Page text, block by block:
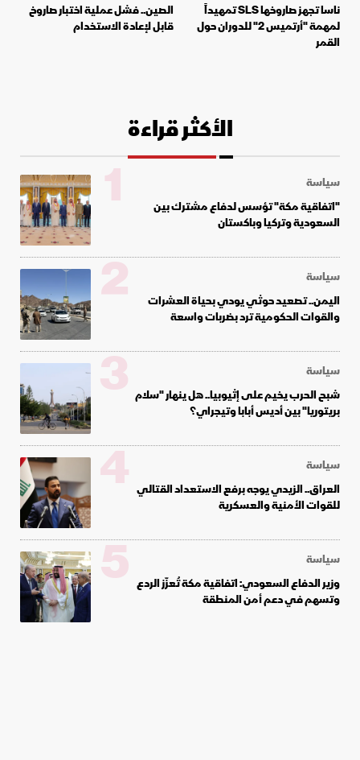
ناسا تجهز صاروخها SLS تمهيداً
لمهمة "أرتميس 2" للدوران حول
القمر
الصين.. فشل عملية اختبار صاروخ
قابل لإعادة الاستخدام
الأكثر قراءة
سياسة
"اتفاقية مكة" تؤسس لدفاع مشترك بين
السعودية وتركيا وباكستان
1
سياسة
اليمن.. تصعيد حوثي يودي بحياة العشرات
والقوات الحكومية ترد بضربات واسعة
2
سياسة
شبح الحرب يخيم على إثيوبيا.. هل ينهار "سلام
بريتوريا" بين أديس أبابا وتيجراي؟
3
سياسة
العراق.. الزيدي يوجه برفع الاستعداد القتالي
للقوات الأمنية والعسكرية
4
سياسة
وزير الدفاع السعودي: اتفاقية مكة تُعزّز الردع
وتسهم في دعم أمن المنطقة
5